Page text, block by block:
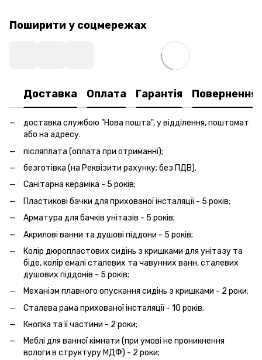
Поширити у соцмережах
Доставка Оплата Гарантія Повернення
доставка службою "Нова пошта", у відділення, поштомат
або на адресу.
післяплата (оплата при отриманні);
безготівка (на Реквізити рахунку; без ПДВ).
Санітарна кераміка - 5 років;
Пластикові бачки для прихованої інсталяції - 5 років;
Арматура для бачків унітазів - 5 років;
Акрилові ванни та душові піддони - 5 років;
Колір дюропластових сидінь з кришками для унітазу та
біде, колір емалі сталевих та чавунних ванн, сталевих
душових піддонів - 5 років;
Механізм плавного опускання сидінь з кришками - 2 роки;
Сталева рама прихованої інсталяції - 10 років;
Кнопка та її частини - 2 роки;
Меблі для ванної кімнати (при умові не проникнення
вологи в структуру МДФ) - 2 роки;